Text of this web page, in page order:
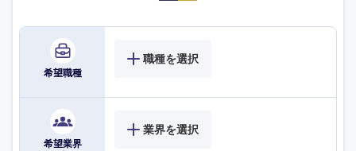
希望職種
職種を選択
希望業界
業界を選択